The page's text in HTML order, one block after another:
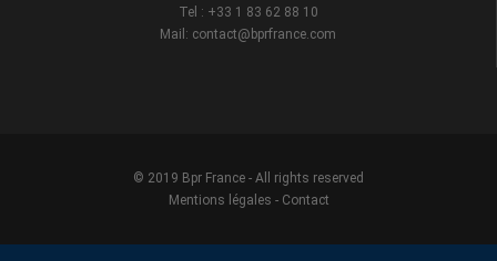
Tel : +33 1 83 62 88 10
Mail: contact@bprfrance.com
© 2019 Bpr France - All rights reserved
Mentions légales - Contact